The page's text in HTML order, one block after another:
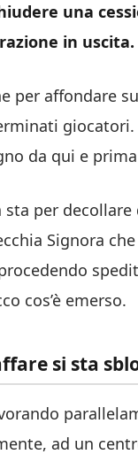
una
in uscita.
per affondare
da qui e
per
Signora
cos’è emerso.
si sta
ad un